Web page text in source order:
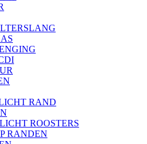
RAND
ROOSTERS
RANDEN